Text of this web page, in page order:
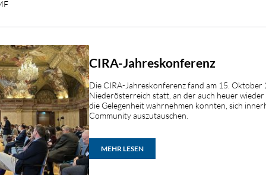
CIRA-Jahreskonferenz
Die CIRA-Jahreskonferenz fand am 15. Oktober
Niederösterreich statt, an der auch heuer wieder
die Gelegenheit wahrnehmen konnten, sich
Community auszutauschen.
MEHR LESEN